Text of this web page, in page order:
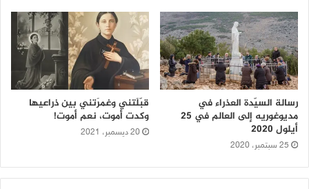
رسالة السيّدة العذراء في
مديوغوريه إلى العالم في 25
أيلول 2020
25 سبتمبر، 2020
قبّلَتني وغمرَتني بين ذراعيها
وكدت أموت، نعم أموت!
20 ديسمبر، 2021